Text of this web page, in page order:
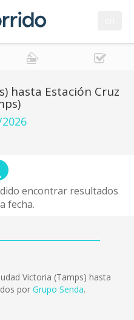
hasta Estación Cruz
encontrar resultados
fecha.
Victoria (Tamps) hasta
por Grupo Senda.